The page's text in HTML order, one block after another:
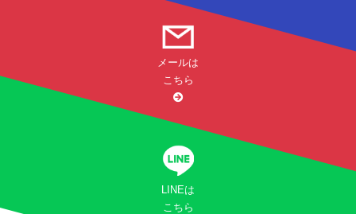
メールは
こちら
LINEは
こちら